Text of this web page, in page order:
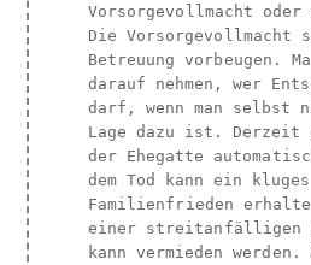
Vorsorgevollmacht oder
Die
Betreuung vorbeugen.
darauf nehmen, wer
darf, wenn man selbst
Lage dazu ist. Derzeit
der Ehegatte
dem Tod kann ein
Familienfrieden
einer streitanfälligen
kann vermieden werden.